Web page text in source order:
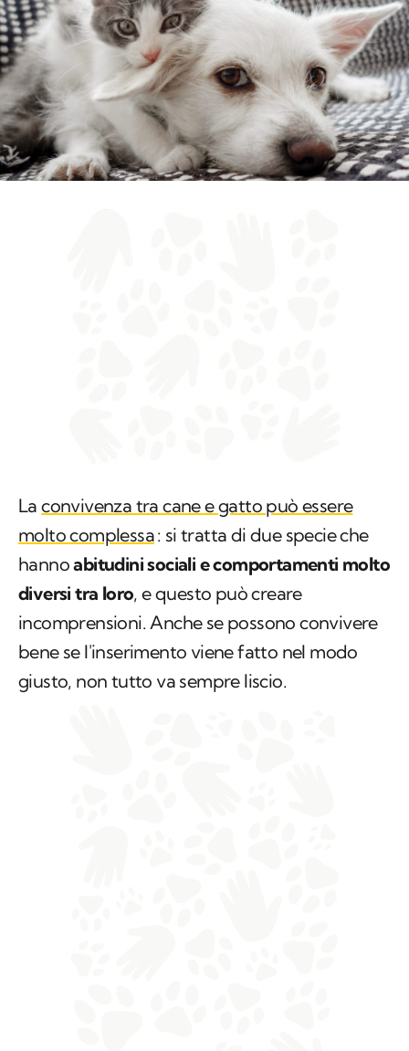
Laconvivenza tra cane e gatto può essere
molto complessa: si tratta di due specie che
hannoabitudini sociali e comportamenti molto
diversi tra loro, e questo può creare
incomprensioni. Anche se possono convivere
bene se l'inserimento viene fatto nel modo
giusto, non tutto va sempre liscio.